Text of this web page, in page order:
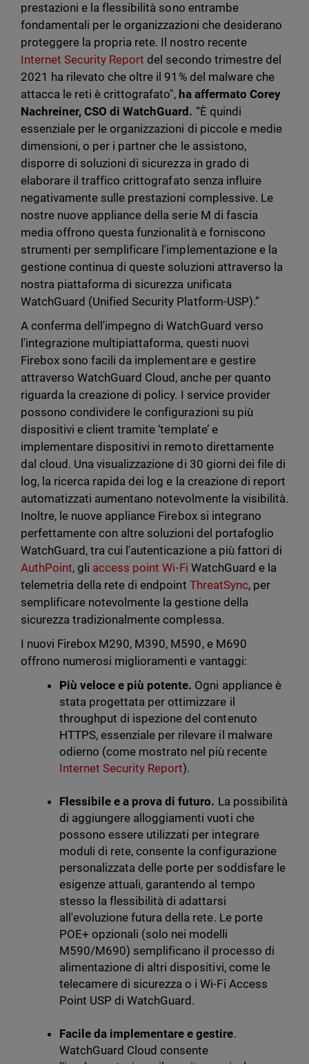
prestazioni e la flessibilità sono entrambe
fondamentali per le organizzazioni che desiderano
proteggere la propria rete. Il nostro recente
Internet Security Report del secondo trimestre del
2021 ha rilevato che oltre il 91% del malware che
attacca le reti è crittografato", ha affermato Corey
Nachreiner, CSO di WatchGuard. “È quindi
essenziale per le organizzazioni di piccole e medie
dimensioni, o per i partner che le assistono,
disporre di soluzioni di sicurezza in grado di
elaborare il traffico crittografato senza influire
negativamente sulle prestazioni complessive. Le
nostre nuove appliance della serie M di fascia
media offrono questa funzionalità e forniscono
strumenti per semplificare l'implementazione e la
gestione continua di queste soluzioni attraverso la
nostra piattaforma di sicurezza unificata
WatchGuard (Unified Security Platform-USP).”
A conferma dell'impegno di WatchGuard verso
l'integrazione multipiattaforma, questi nuovi
Firebox sono facili da implementare e gestire
attraverso WatchGuard Cloud, anche per quanto
riguarda la creazione di policy. I service provider
possono condividere le configurazioni su più
dispositivi e client tramite ‘template’ e
implementare dispositivi in remoto direttamente
dal cloud. Una visualizzazione di 30 giorni dei file di
log, la ricerca rapida dei log e la creazione di report
automatizzati aumentano notevolmente la visibilità.
Inoltre, le nuove appliance Firebox si integrano
perfettamente con altre soluzioni del portafoglio
WatchGuard, tra cui l'autenticazione a più fattori di
AuthPoint, gli access point Wi-Fi WatchGuard e la
telemetria della rete di endpoint ThreatSync, per
semplificare notevolmente la gestione della
sicurezza tradizionalmente complessa.
I nuovi Firebox M290, M390, M590, e M690
offrono numerosi miglioramenti e vantaggi:
Più veloce e più potente. Ogni appliance è
stata progettata per ottimizzare il
throughput di ispezione del contenuto
HTTPS, essenziale per rilevare il malware
odierno (come mostrato nel più recente
Internet Security Report).
Flessibile e a prova di futuro. La possibilità
di aggiungere alloggiamenti vuoti che
possono essere utilizzati per integrare
moduli di rete, consente la configurazione
personalizzata delle porte per soddisfare le
esigenze attuali, garantendo al tempo
stesso la flessibilità di adattarsi
all'evoluzione futura della rete. Le porte
POE+ opzionali (solo nei modelli
M590/M690) semplificano il processo di
alimentazione di altri dispositivi, come le
telecamere di sicurezza o i Wi-Fi Access
Point USP di WatchGuard.
Facile da implementare e gestire.
WatchGuard Cloud consente